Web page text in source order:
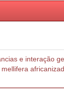
e interação